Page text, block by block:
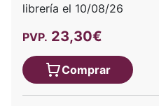
librería el 10/08/26
PVP. 23,30€
Comprar